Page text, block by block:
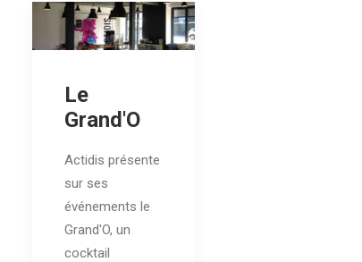
Le
Grand'O
Actidis présente
sur ses
événements le
Grand'O, un
cocktail